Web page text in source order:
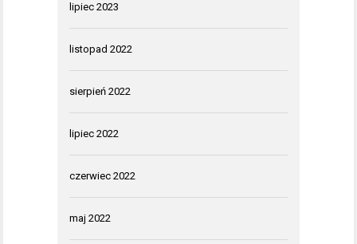
lipiec 2023
listopad 2022
sierpień 2022
lipiec 2022
czerwiec 2022
maj 2022